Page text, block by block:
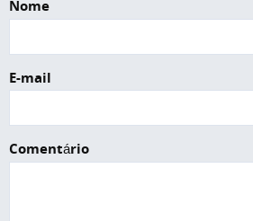
Nome
E-mail
Comentário